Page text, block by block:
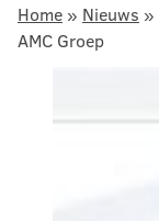
Home » Nieuws »
AMC Groep